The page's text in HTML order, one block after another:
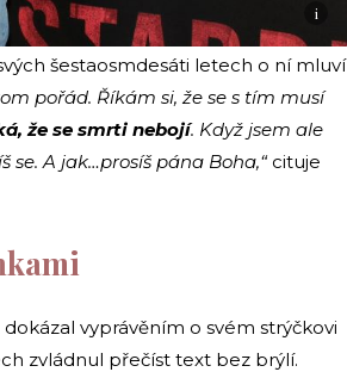
i
šestaosmdesáti letech o ní mluví
pořád. Říkám si, že se s tím musí
že se smrti nebojí. Když jsem ale
se. A jak…prosíš pána Boha,“cituje
vyprávěním o svém strýčkovi
zvládnul přečíst text bez brýlí.